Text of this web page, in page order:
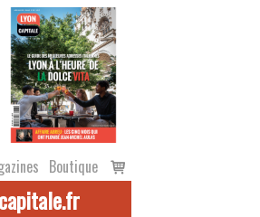
Boutique
Voir
le